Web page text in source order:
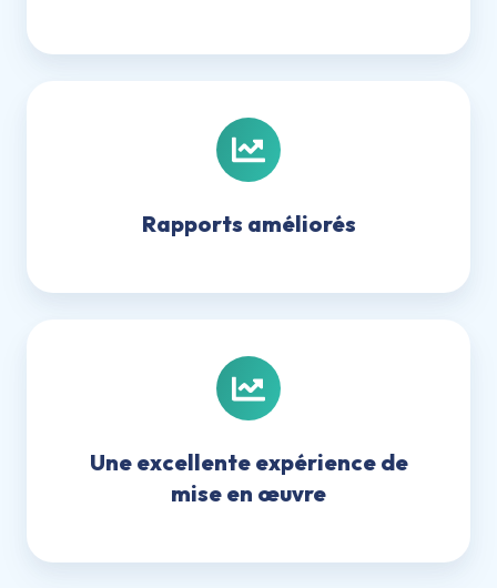
Rapports améliorés
améliorés
Une excellente expérience de
mise en œuvre
excellente
expérience
de
en
œuvre